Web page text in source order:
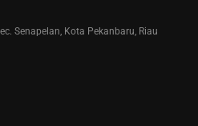
Senapelan, Kota Pekanbaru, Riau